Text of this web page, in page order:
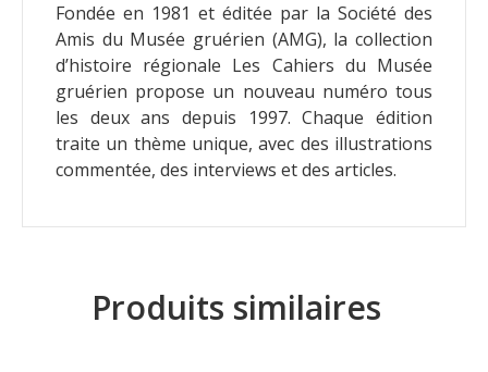
Fondée en 1981 et éditée par la Société des
Amis du Musée gruérien (AMG), la collection
d’histoire régionale Les Cahiers du Musée
gruérien propose un nouveau numéro tous
les deux ans depuis 1997. Chaque édition
traite un thème unique, avec des illustrations
commentée, des interviews et des articles.
Produits similaires